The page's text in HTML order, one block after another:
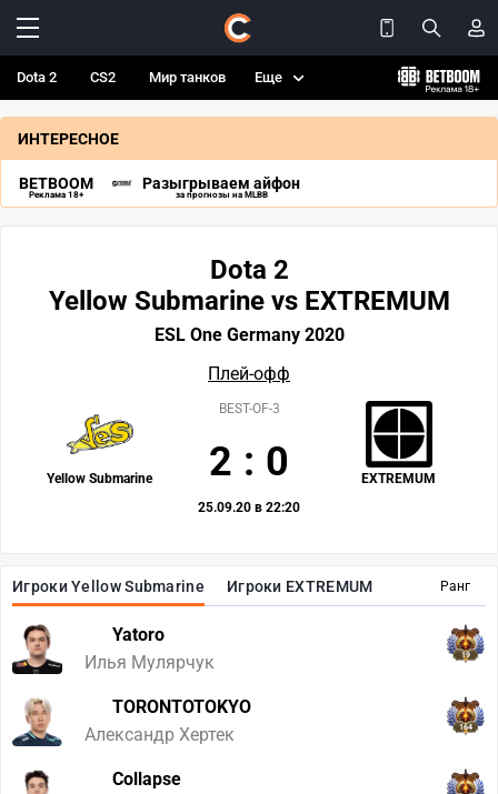
Dota 2 CS2 Мир танков Еще
ИНТЕРЕСНОЕ
BETBOOM
Реклама 18+
Разыгрываем айфон
за прогнозы на MLBB
Ранг
Игроки Yellow Submarine Игроки EXTREMUM
Yatoro
Илья Мулярчук
19
TORONTOTOKYO
Александр Хертек
164
Collapse
Dota 2
Yellow Submarine vs EXTREMUM
ESL One Germany 2020
Плей-офф
Yellow Submarine EXTREMUM
BEST-OF-3
2 : 0
25.09.20 в 22:20